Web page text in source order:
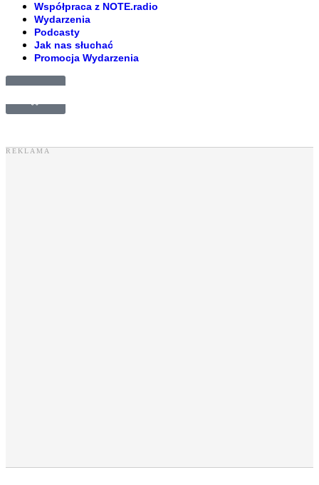
Współpraca z NOTE.radio
Wydarzenia
Podcasty
Jak nas słuchać
Promocja Wydarzenia
£0.00